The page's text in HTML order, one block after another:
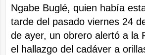
Ngabe Buglé, quien había
tarde del pasado viernes 24
de ayer, un obrero alertó a la
el hallazgo del cadáver a